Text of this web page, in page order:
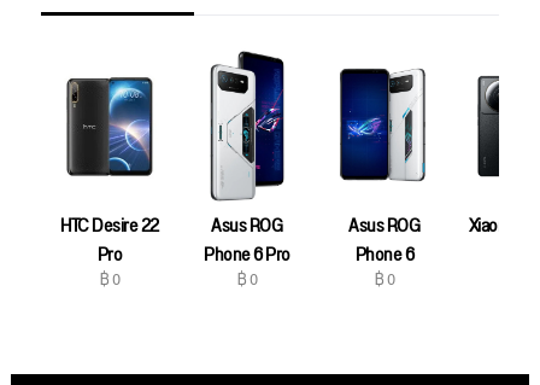
HTC Desire 22
Pro
฿ 0
Asus ROG
Phone 6 Pro
฿ 0
Asus ROG
Phone 6
฿ 0
Xiaomi